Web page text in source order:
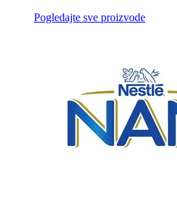
Pogledajte sve proizvode